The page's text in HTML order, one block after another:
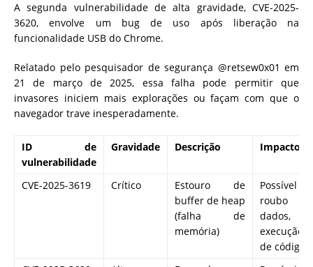
A segunda vulnerabilidade de alta gravidade, CVE-2025-
3620, envolve um bug de uso após liberação na
funcionalidade USB do Chrome.
Relatado pelo pesquisador de segurança @retsew0x01 em
21 de março de 2025, essa falha pode permitir que
invasores iniciem mais explorações ou façam com que o
navegador trave inesperadamente.
ID de
vulnerabilidade
Gravidade Descrição Impacto
CVE-2025-3619 Crítico
Estouro de
buffer de heap
(falha de
memória)
Possível
roubo de
dados,
execução
de código